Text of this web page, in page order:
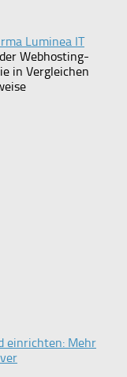
Luminea IT
Webhosting-
in Vergleichen
einrichten: Mehr